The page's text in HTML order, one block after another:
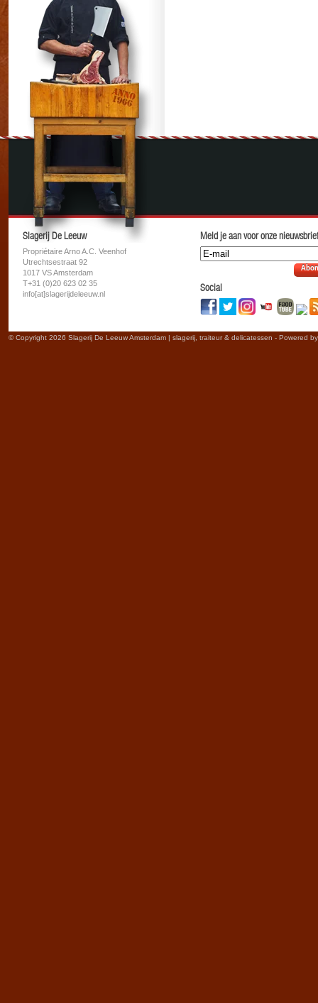
Slagerij De Leeuw
Propriétaire Arno A.C. Veenhof
Utrechtsestraat 92
1017 VS Amsterdam
T+31 (0)20 623 02 35
info[at]slagerijdeleeuw.nl
Meld je aan voor onze
Social
© Copyright 2026 Slagerij De Leeuw Amsterdam | slagerij, traiteur & delicatessen - Powered